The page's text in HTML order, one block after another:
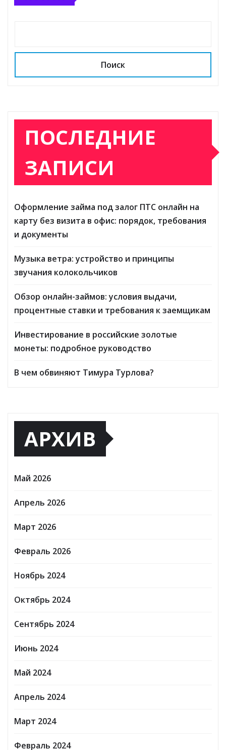
Поиск
ПОСЛЕДНИЕ
ЗАПИСИ
Оформление займа под залог ПТС онлайн на
карту без визита в офис: порядок, требования
и документы
Музыка ветра: устройство и принципы
звучания колокольчиков
Обзор онлайн-займов: условия выдачи,
процентные ставки и требования к заемщикам
Инвестирование в российские золотые
монеты: подробное руководство
В чем обвиняют Тимура Турлова?
АРХИВ
Май 2026
Апрель 2026
Март 2026
Февраль 2026
Ноябрь 2024
Октябрь 2024
Сентябрь 2024
Июнь 2024
Май 2024
Апрель 2024
Март 2024
Февраль 2024